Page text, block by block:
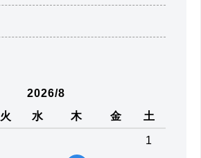
2026/8
火 水 木 金 土
1